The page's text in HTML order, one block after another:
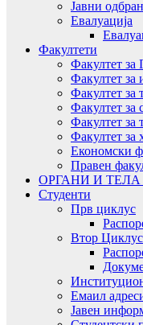
Јавни
Евалуација
Факултети
Факултет за
Факултет за
Факултет за
Факултет за
Факултет за
Факултет за
Економски
Правен
ОРГАНИ И
Студенти
Прв циклус
Втор Циклус
Емаил
Јавен